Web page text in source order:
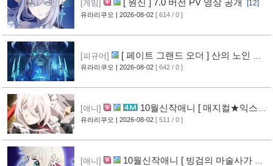
[게임] [ 원신 ] 7.0 버전 PV 영상 공개 [12]
유라리쿠오 | 2026-08-02 [ 614 / 0 ]
[피규어]
[ 페이트 그랜드 오더 ] 산의 노인 신
작 피규어 공개 [16]
유라리쿠오 | 2026-08-02 [ 642 / 0 ]
[애니]
10월신작애니 [ 매지컬★익스플
로러 ] PV 영상 공개 [11]
유라리쿠오 | 2026-08-02 [ 511 / 0 ]
[애니]
10월신작애니 [ 빙검의 마술사가 세